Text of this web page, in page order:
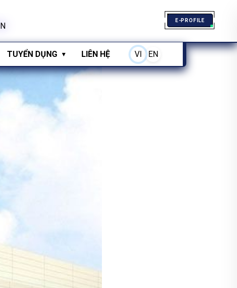
N
E-PROFILE
TUYỂN DỤNG LIÊN HỆ VI EN